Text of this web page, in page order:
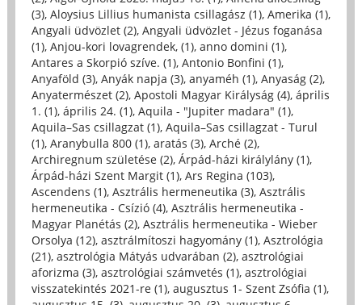
(3), Aloysius Lillius humanista csillagász (1), Amerika (1),
Angyali üdvözlet (2), Angyali üdvözlet - Jézus foganása
(1), Anjou-kori lovagrendek, (1), anno domini (1),
Antares a Skorpió szíve. (1), Antonio Bonfini (1),
Anyaföld (3), Anyák napja (3), anyaméh (1), Anyaság (2),
Anyatermészet (2), Apostoli Magyar Királyság (4), április
1. (1), április 24. (1), Aquila - "Jupiter madara" (1),
Aquila–Sas csillagzat (1), Aquila–Sas csillagzat - Turul
(1), Aranybulla 800 (1), aratás (3), Arché (2),
Archiregnum születése (2), Árpád-házi királylány (1),
Árpád-házi Szent Margit (1), Ars Regina (103),
Ascendens (1), Asztrális hermeneutika (3), Asztrális
hermeneutika - Csízió (4), Asztrális hermeneutika -
Magyar Planétás (2), Asztrális hermeneutika - Wieber
Orsolya (12), asztrálmítoszi hagyomány (1), Asztrológia
(21), asztrológia Mátyás udvarában (2), asztrológiai
aforizma (3), asztrológiai számvetés (1), asztrológiai
visszatekintés 2021-re (1), augusztus 1- Szent Zsófia (1),